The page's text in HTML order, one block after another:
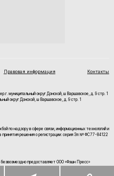
Правовая информация Контакты
муниципальный округ Донской, ш Варшавское, д. 9 стр. 1
округ Донской, ш Варшавское, д. 9 стр. 1
по надзору в сфере связи, информационных технологий и
принятия решения о регистрации: серия Эл № ФС77-84122
предоставляет ООО «Фэшн Пресс»
их до всеобщего сведения.